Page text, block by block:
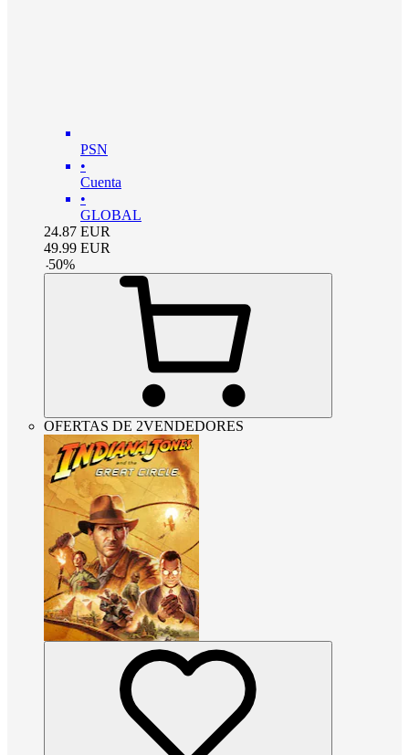
PSN
•
Cuenta
•
GLOBAL
24.87 EUR
49.99 EUR
-50%
OFERTAS DE 2VENDEDORES